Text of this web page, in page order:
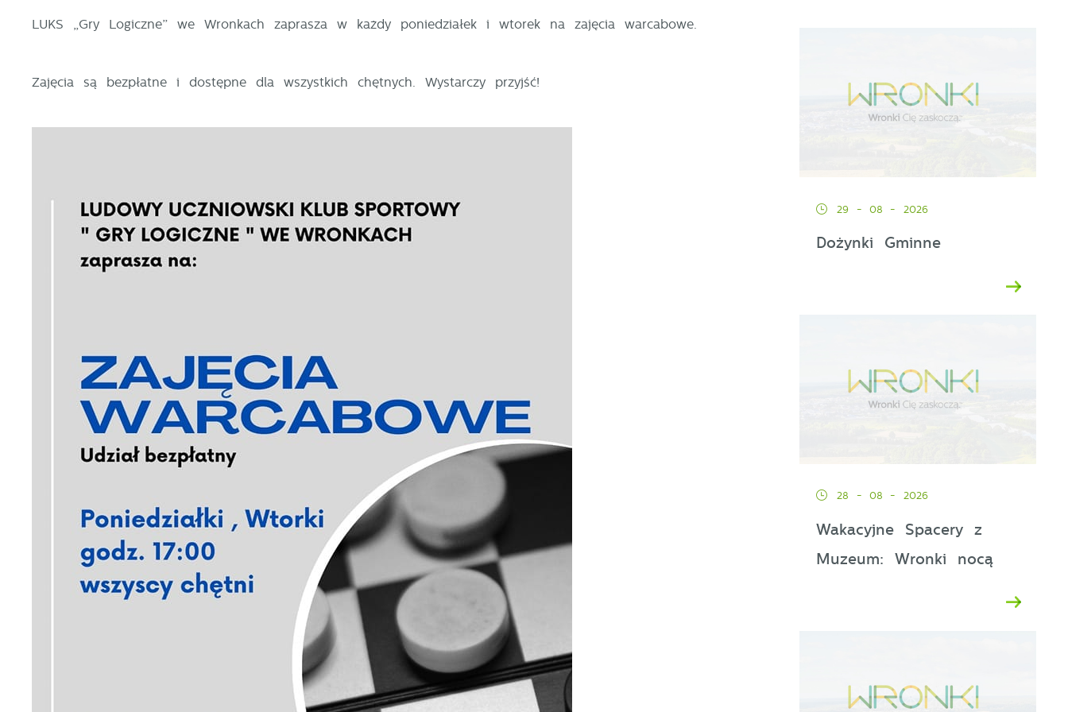
LUKS „Gry Logiczne” we Wronkach zaprasza w każdy poniedziałek i wtorek na zajęcia warcabowe.
Zajęcia są bezpłatne i dostępne dla wszystkich chętnych. Wystarczy przyjść!
29 - 08 - 2026
Dożynki Gminne
28 - 08 - 2026
Wakacyjne Spacery z
Muzeum: Wronki nocą
Ustawienia
Szanujemy Twoją prywatność. Możesz zmienić ustawienia cookies lub
zaakceptować je wszystkie. W dowolnym momencie możesz dokonać
zmiany swoich ustawień.